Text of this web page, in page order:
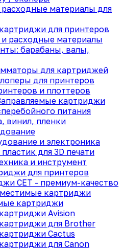
материалы для
для принтеров
и расходные материалы
барабаны, валы,
для картриджей
для принтеров
и плоттеров
картриджи
питания
винил, пленки
и электроника
для 3D печати
и инструмент
для принтеров
CET - премиум-качество
картриджи
картриджи
Avision
для Brother
Cactus
для Canon